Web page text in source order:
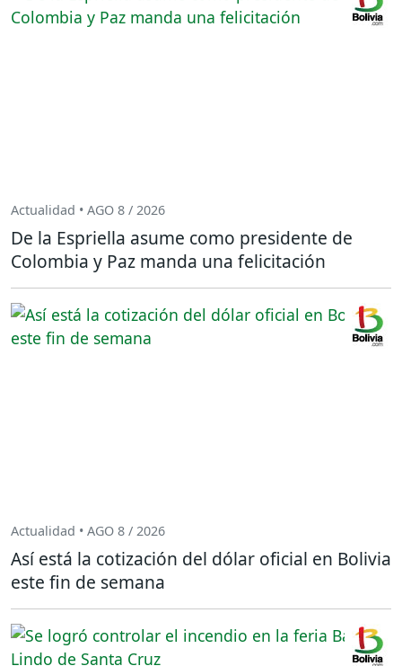
Actualidad • AGO 8 / 2026
De la Espriella asume como presidente de
Colombia y Paz manda una felicitación
Actualidad • AGO 8 / 2026
Así está la cotización del dólar oficial en Bolivia
este fin de semana